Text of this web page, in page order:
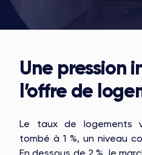
Une pression
l’offre de
Le taux de logements
tombé à 1 %, un niveau